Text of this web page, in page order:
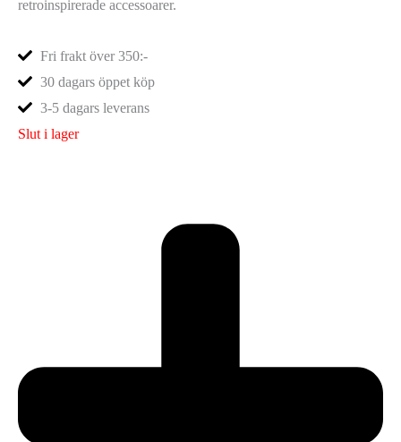
retroinspirerade accessoarer.
Fri frakt över 350:-
30 dagars öppet köp
3-5 dagars leverans
Slut i lager